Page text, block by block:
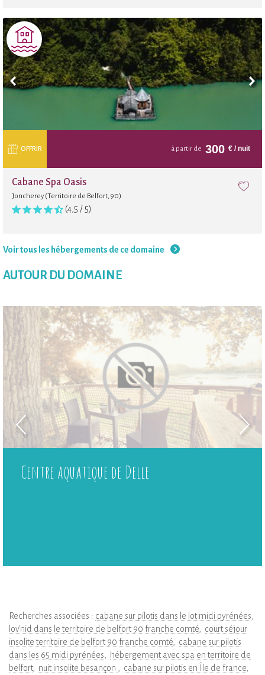
OFFRIR à partir de 300 € / nuit
Cabane Spa Oasis
Joncherey (Territoire de Belfort, 90)
(4,5 / 5)
Voir tous les hébergements de ce domaine
AUTOUR DU DOMAINE
Centre aquatique de Delle
Recherches associées : cabane sur pilotis dans le lot midi pyrénées
lov'nid dans le territoire de belfort 90 franche comté
court séjour
insolite territoire de belfort 90 franche comté
cabane sur pilotis
dans les 65 midi pyrénées
hébergement avec spa en territoire de
belfort
nuit insolite besançon
cabane sur pilotis en Île de france